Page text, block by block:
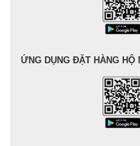
ỨNG DỤNG ĐẶT HÀNG HỘ